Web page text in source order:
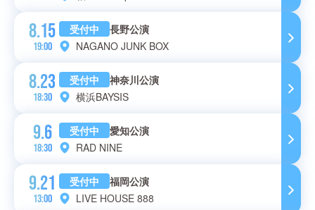
8.15
19:00
受付中
長野公演
NAGANO JUNK BOX
8.23
18:30
受付中
神奈川公演
横浜BAYSIS
9.6
18:30
受付中
愛知公演
RAD NINE
9.21
13:00
受付中
福岡公演
LIVE HOUSE 888